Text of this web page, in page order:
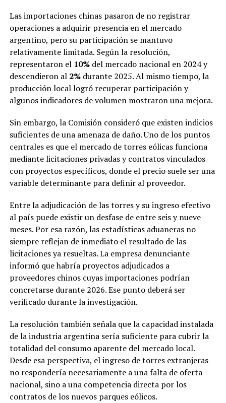
Las importaciones chinas pasaron de no registrar
operaciones a adquirir presencia en el mercado
argentino, pero su participación se mantuvo
relativamente limitada. Según la resolución,
representaron el 10%del mercado nacional en 2024 y
descendieron al 2%durante 2025. Al mismo tiempo, la
producción local logró recuperar participación y
algunos indicadores de volumen mostraron una mejora.
Sin embargo, la Comisión consideró que existen indicios
suficientes de una amenaza de daño. Uno de los puntos
centrales es que el mercado de torres eólicas funciona
mediante licitaciones privadas y contratos vinculados
con proyectos específicos, donde el precio suele ser una
variable determinante para definir al proveedor.
Entre la adjudicación de las torres y su ingreso efectivo
al país puede existir un desfase de entre seis y nueve
meses. Por esa razón, las estadísticas aduaneras no
siempre reflejan de inmediato el resultado de las
licitaciones ya resueltas. La empresa denunciante
informó que habría proyectos adjudicados a
proveedores chinos cuyas importaciones podrían
concretarse durante 2026. Ese punto deberá ser
verificado durante la investigación.
La resolución también señala que la capacidad instalada
de la industria argentina sería suficiente para cubrir la
totalidad del consumo aparente del mercado local.
Desde esa perspectiva, el ingreso de torres extranjeras
no respondería necesariamente a una falta de oferta
nacional, sino a una competencia directa por los
contratos de los nuevos parques eólicos.